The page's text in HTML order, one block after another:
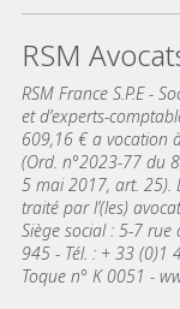
RSM
RSM France S.P.E -
et d'experts-
609,16 € a vocation
(Ord. n°2023-77 du
5 mai 2017, art. 25).
traité par l’(les)
Siège social : 5-7
945 - Tél. : + 33
Toque n° K 0051 -